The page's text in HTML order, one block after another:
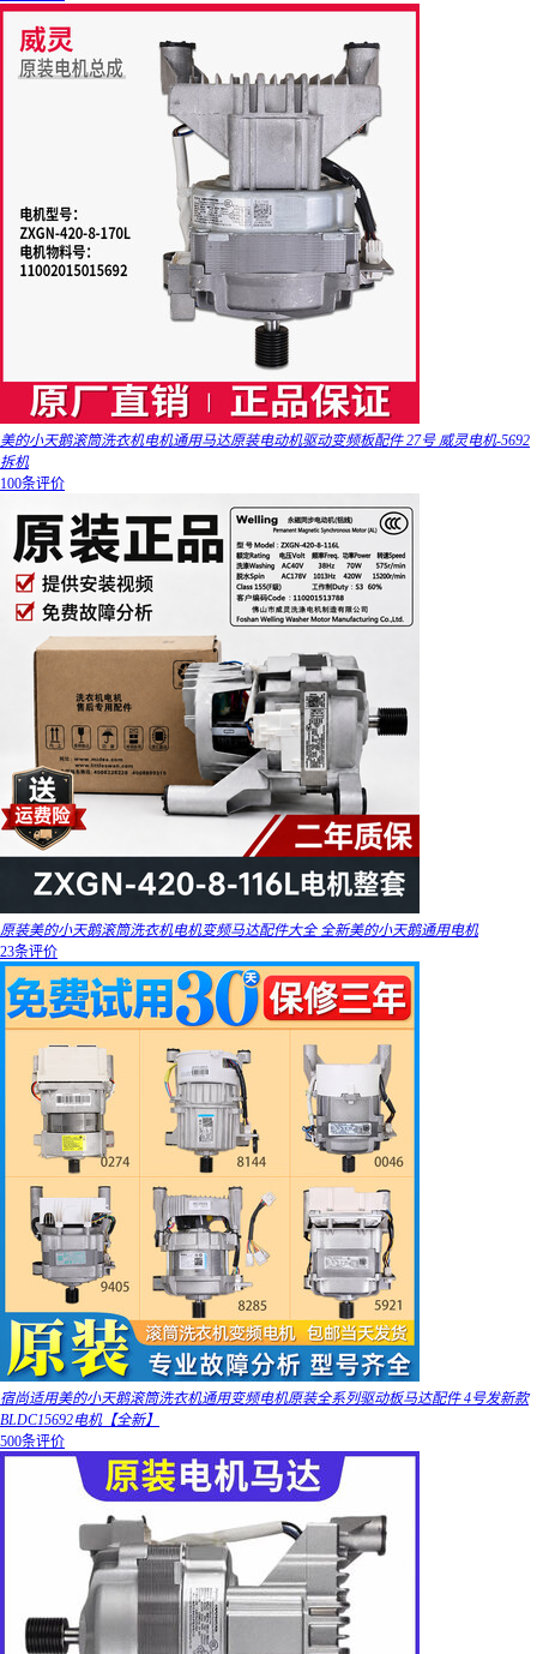
美的小天鹅滚筒洗衣机电机通用马达原装电动机驱动变频板配件 27号 威灵电机-5692
拆机
100条评价
原装美的小天鹅滚筒洗衣机电机变频马达配件大全 全新美的小天鹅通用电机
23条评价
宿尚适用美的小天鹅滚筒洗衣机通用变频电机原装全系列驱动板马达配件 4号发新款
BLDC15692电机【全新】
500条评价